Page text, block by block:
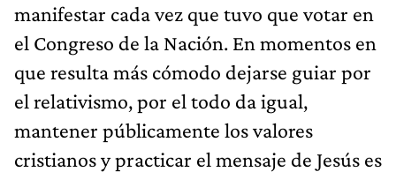
manifestar cada vez que tuvo que votar en
el Congreso de la Nación. En momentos en
que resulta más cómodo dejarse guiar por
el relativismo, por el todo da igual,
mantener públicamente los valores
cristianos y practicar el mensaje de Jesús es